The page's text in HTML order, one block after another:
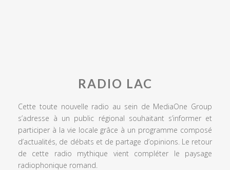
RADIO LAC
Cette toute nouvelle radio au sein de MediaOne Group
s’adresse à un public régional souhaitant s’informer et
participer à la vie locale grâce à un programme composé
d’actualités, de débats et de partage d’opinions. Le retour
de cette radio mythique vient compléter le paysage
radiophonique romand.